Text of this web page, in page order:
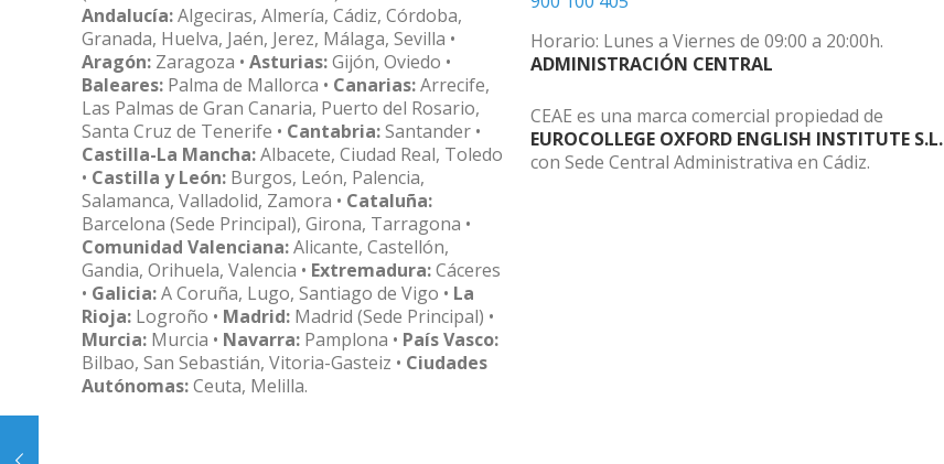
Andalucía:Algeciras, Almería, Cádiz, Córdoba,
Granada, Huelva, Jaén, Jerez, Málaga, Sevilla •
Aragón: Zaragoza • Asturias:Gijón, Oviedo •
Baleares: Palma de Mallorca • Canarias:Arrecife,
Las Palmas de Gran Canaria, Puerto del Rosario,
Santa Cruz de Tenerife • Cantabria:Santander •
Castilla-La Mancha:Albacete, Ciudad Real, Toledo
• Castilla y León: Burgos, León, Palencia,
Salamanca, Valladolid, Zamora • Cataluña:
Barcelona (Sede Principal), Girona, Tarragona •
Comunidad Valenciana:Alicante, Castellón,
Gandia, Orihuela, Valencia • Extremadura:Cáceres
• Galicia:A Coruña, Lugo, Santiago de Vigo • La
Rioja: Logroño • Madrid: Madrid (Sede Principal) •
Murcia: Murcia • Navarra: Pamplona • País Vasco:
Bilbao, San Sebastián, Vitoria-Gasteiz • Ciudades
Autónomas:Ceuta, Melilla.
Horario: Lunes a Viernes de 09:00 a 20:00h.
ADMINISTRACIÓN CENTRAL
CEAE es una marca comercial propiedad de
EUROCOLLEGE OXFORD ENGLISH INSTITUTE S.L.
con Sede Central Administrativa en Cádiz.